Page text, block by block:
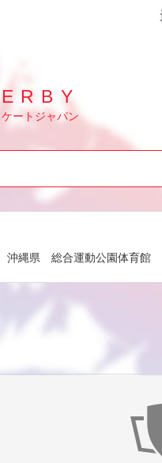
ートジャパン
沖縄県 総合運動公園体育館